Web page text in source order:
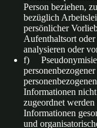
Person beziehen,
bezüglich
persönlicher
Aufenthaltsort
analysieren oder
f)
Informationen
zugeordnet
Informationen
und